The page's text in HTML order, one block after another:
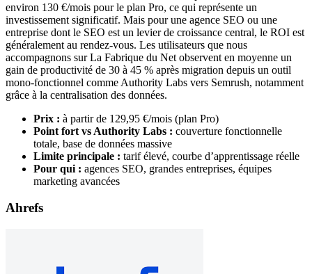
environ 130 €/mois pour le plan Pro, ce qui représente un
investissement significatif. Mais pour une agence SEO ou une
entreprise dont le SEO est un levier de croissance central, le ROI est
généralement au rendez-vous. Les utilisateurs que nous
accompagnons sur La Fabrique du Net observent en moyenne un
gain de productivité de 30 à 45 % après migration depuis un outil
mono-fonctionnel comme Authority Labs vers Semrush, notamment
grâce à la centralisation des données.
Prix : à partir de 129,95 €/mois (plan Pro)
Point fort vs Authority Labs : couverture fonctionnelle
totale, base de données massive
Limite principale : tarif élevé, courbe d’apprentissage réelle
Pour qui : agences SEO, grandes entreprises, équipes
marketing avancées
Ahrefs